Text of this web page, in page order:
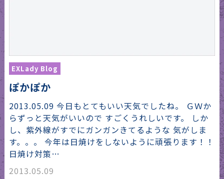
EXLady Blog
ぽかぽか
2013.05.09 今日もとてもいい天気でしたね。 ＧＷか
らずっと天気がいいので すごくうれしいです。 しか
し、紫外線がすでにガンガンきてるような 気がしま
す。。。 今年は日焼けをしないように頑張ります！！
日焼け対策…
2013.05.09